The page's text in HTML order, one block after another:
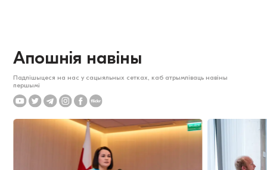
Апошнія навіны
Падпішыцеся на нас у сацыяльных сетках, каб атрымліваць навіны
першымі